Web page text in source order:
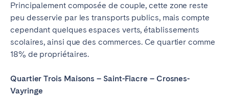
Principalement composée de couple, cette zone reste
peu desservie par les transports publics, mais compte
cependant quelques espaces verts, établissements
scolaires, ainsi que des commerces. Ce quartier comme
18% de propriétaires.
Quartier Trois Maisons – Saint-Fiacre – Crosnes-
Vayringe